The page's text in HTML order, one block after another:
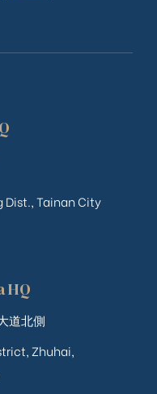
Dist., Tainan City
HQ
道北側
Zhuhai,